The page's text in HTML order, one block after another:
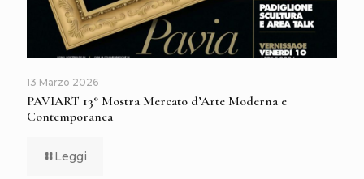
13 Marzo 2026
PAVIART 13° Mostra Mercato d’Arte Moderna e
Contemporanea
Leggi